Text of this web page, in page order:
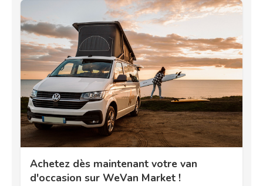
Achetez dès maintenant votre van
d'occasion sur WeVan Market !